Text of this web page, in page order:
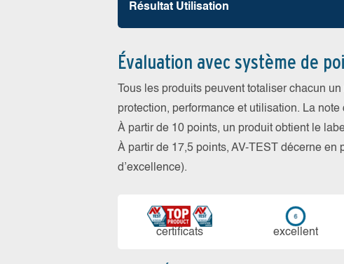
Résultat Utilisation
Évaluation avec système de
Tous les produits peuvent totaliser chacun
protection, performance et utilisation. La
À partir de 10 points, un produit obtient le
À partir de 17,5 points, AV-TEST décerne
d’excellence).
certi­ficats ex­cellent